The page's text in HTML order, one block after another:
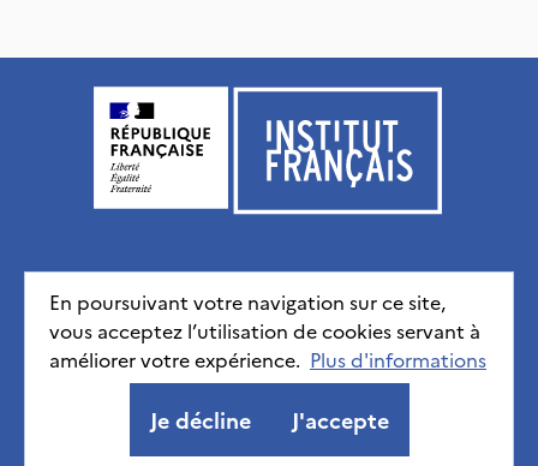
En poursuivant votre navigation sur ce site,
vous acceptez l’utilisation de cookies servant à
améliorer votre expérience. Plus d'informations
Je décline J'accepte
Institut français, tous droits réservés 2026
Mentions légales Politique de confidentialité
CGU
Déclaration d'accessibilité